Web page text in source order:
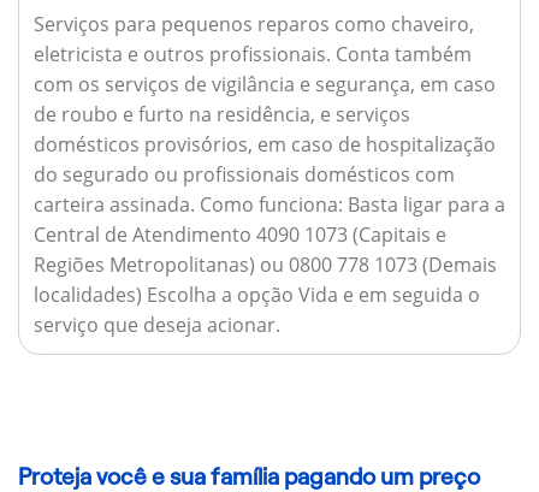
Serviços para pequenos reparos como chaveiro,
eletricista e outros profissionais. Conta também
com os serviços de vigilância e segurança, em caso
de roubo e furto na residência, e serviços
domésticos provisórios, em caso de hospitalização
do segurado ou profissionais domésticos com
carteira assinada. Como funciona: Basta ligar para a
Central de Atendimento 4090 1073 (Capitais e
Regiões Metropolitanas) ou 0800 778 1073 (Demais
localidades) Escolha a opção Vida e em seguida o
serviço que deseja acionar.
Proteja você e sua família pagando um preço